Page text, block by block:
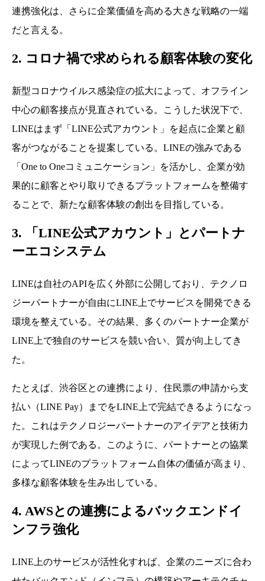
連携強化は、さらに企業価値を高める大きな戦略の一端
だと言える。
2. コロナ禍で求められる顧客体験の変化
新型コロナウイルス感染症の拡大によって、オフライン
中心の顧客接点が見直されている。こうした状況下で、
LINEはまず「LINE公式アカウント」を起点に企業と顧
客がつながることを提案している。LINEの強みである
「One to Oneコミュニケーション」を活かし、企業が効
果的に顧客とやり取りできるプラットフォームを整備す
ることで、新たな顧客体験の創出を目指している。
3. 「LINE公式アカウント」とパートナ
ーエコシステム
LINEは自社のAPIを広く外部に公開しており、テクノロ
ジーパートナーが自由にLINE上でサービスを開発できる
環境を整えている。その結果、多くのパートナー企業が
LINE上で独自のサービスを競い合い、質が向上してき
た。
たとえば、渋谷区との連携により、住民票の申請から支
払い（LINE Pay）までをLINE上で完結できるようになっ
た。これはテクノロジーパートナーのアイデアと技術力
が実現した例である。このように、パートナーとの協業
によってLINEのプラットフォーム自体の価値が高まり、
多様な顧客体験を生み出している。
4. AWSとの連携によるバックエンドイ
ンフラ強化
LINE上のサービスが活性化すれば、企業のニーズに合わ